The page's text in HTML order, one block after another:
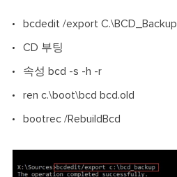
bcdedit /export C.\BCD_Backup
CD 부팅
속성 bcd -s -h -r
ren c.\boot\bcd bcd.old
bootrec /RebuildBcd